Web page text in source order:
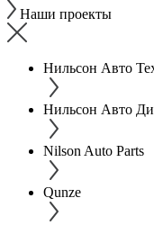
Наши проекты
Нильсон Авто
Нильсон Авто
Nilson Auto Parts
Qunze